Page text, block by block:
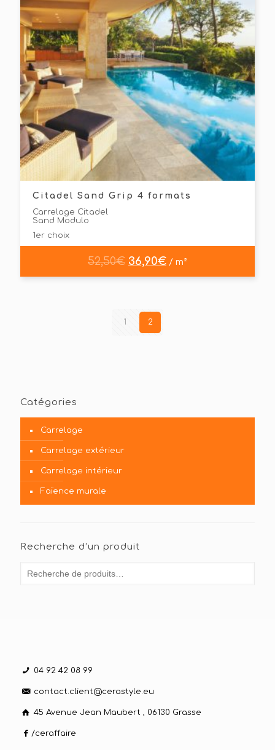
Citadel Sand Grip 4 formats
Carrelage Citadel
Sand Modulo
1er choix
52,50€ 36,90€ / m²
1 2
Catégories
Carrelage
Carrelage extérieur
Carrelage intérieur
Faïence murale
Recherche d’un produit
04 92 42 08 99
contact.client@cerastyle.eu
45 Avenue Jean Maubert , 06130 Grasse
/ceraffaire